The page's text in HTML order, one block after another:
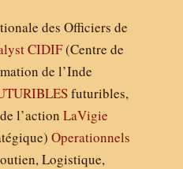
des Officiers de
CIDIF(Centre de
de l’Inde
futuribles,
l’action LaVigie
Operationnels
Logistique,